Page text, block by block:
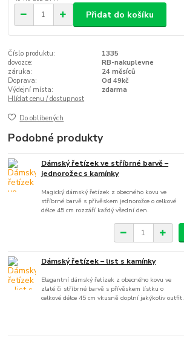
Přidat do košíku
Číslo produktu:
1335
dovozce:
RB-nakuplevne
záruka:
24 měsíců
Doprava:
Od 49kč
Výdejní místa:
zdarma
Hlídat cenu / dostupnost
Do oblíbených
Podobné produkty
Dámský řetízek ve stříbrné barvě –
jednorožec s kamínky
Magický dámský řetízek z obecného kovu ve
stříbrné barvě s přívěskem jednorožce o celkové
délce 45 cm rozzáří každý všední den.
Dámský řetízek – list s kamínky
Elegantní dámský řetízek z obecného kovu ve
zlaté či stříbrné barvě s přívěskem lístku o
celkové délce 45 cm vkusně doplní jakýkoliv outfit.